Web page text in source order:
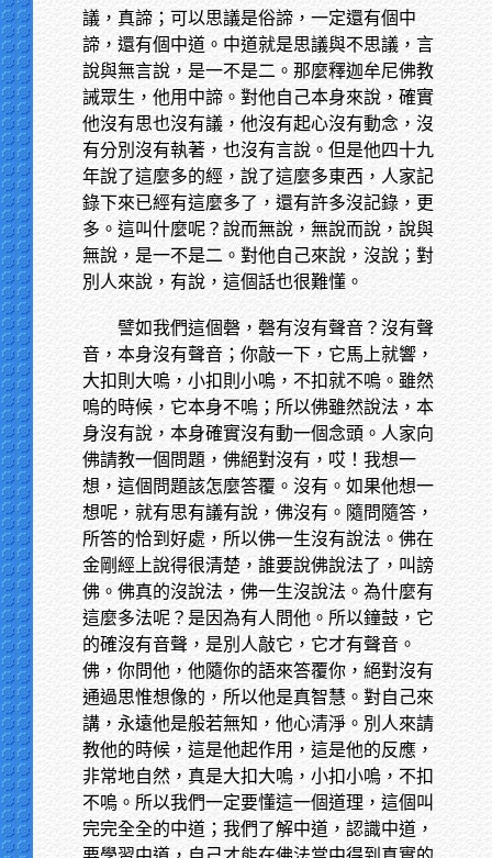
議，真諦；可以思議是俗諦，一定還有個中
諦，還有個中道。中道就是思議與不思議，言
說與無言說，是一不是二。那麼釋迦牟尼佛教
誡眾生，他用中諦。對他自己本身來說，確實
他沒有思也沒有議，他沒有起心沒有動念，沒
有分別沒有執著，也沒有言說。但是他四十九
年說了這麼多的經，說了這麼多東西，人家記
錄下來已經有這麼多了，還有許多沒記錄，更
多。這叫什麼呢？說而無說，無說而說，說與
無說，是一不是二。對他自己來說，沒說；對
別人來說，有說，這個話也很難懂。
譬如我們這個磬，磬有沒有聲音？沒有聲
音，本身沒有聲音；你敲一下，它馬上就響，
大扣則大嗚，小扣則小嗚，不扣就不嗚。雖然
嗚的時候，它本身不嗚；所以佛雖然說法，本
身沒有說，本身確實沒有動一個念頭。人家向
佛請教一個問題，佛絕對沒有，哎！我想一
想，這個問題該怎麼答覆。沒有。如果他想一
想呢，就有思有議有說，佛沒有。隨問隨答，
所答的恰到好處，所以佛一生沒有說法。佛在
金剛經上說得很清楚，誰要說佛說法了，叫謗
佛。佛真的沒說法，佛一生沒說法。為什麼有
這麼多法呢？是因為有人問他。所以鐘鼓，它
的確沒有音聲，是別人敲它，它才有聲音。
佛，你問他，他隨你的語來答覆你，絕對沒有
通過思惟想像的，所以他是真智慧。對自己來
講，永遠他是般若無知，他心清淨。別人來請
教他的時候，這是他起作用，這是他的反應，
非常地自然，真是大扣大嗚，小扣小嗚，不扣
不嗚。所以我們一定要懂這一個道理，這個叫
完完全全的中道；我們了解中道，認識中道，